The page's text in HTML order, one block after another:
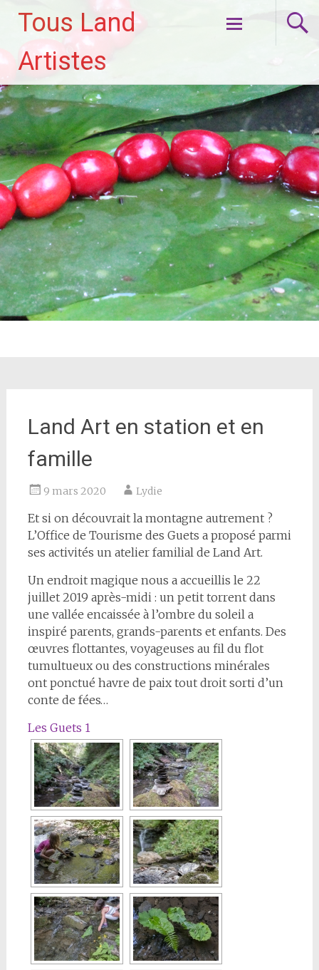
Tous Land
Artistes
contenu
Land Art en station et en
famille
9 mars 2020 Lydie
Et si on découvrait la montagne autrement ?
L’Office de Tourisme des Guets a proposé parmi
ses activités un atelier familial de Land Art.
Un endroit magique nous a accueillis le 22
juillet 2019 après-midi : un petit torrent dans
une vallée encaissée à l’ombre du soleil a
inspiré parents, grands-parents et enfants. Des
œuvres flottantes, voyageuses au fil du flot
tumultueux ou des constructions minérales
ont ponctué havre de paix tout droit sorti d’un
conte de fées…
Les Guets 1